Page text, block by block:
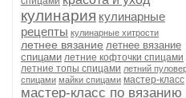
кулинария кулинарные
рецепты кулинарные хитрости
летнее вязание летнее вязание
спицами летние кофточки спицами
летние топы спицами летний
спицами майки спицами мастер-класс
мастер-класс по вязанию